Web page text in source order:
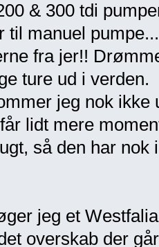
& 300 tdi
til manuel
fra jer!!
ture ud i verden.
jeg nok
lidt mere
så den har nok
jeg et
overskab der